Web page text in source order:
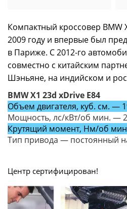
Компактный кроссовер BMW
2009 году и впервые был
в Париже. С 2012-го
совместно с китайским
Шэньяне, на индийском и
BMW X1 23d xDrive E84
Объем двигателя, куб. см. —
Мощность, лс/кВт/об мин. —
Крутящий момент, Нм/об
Тип привода — постоянный
Центр сертифицирован!